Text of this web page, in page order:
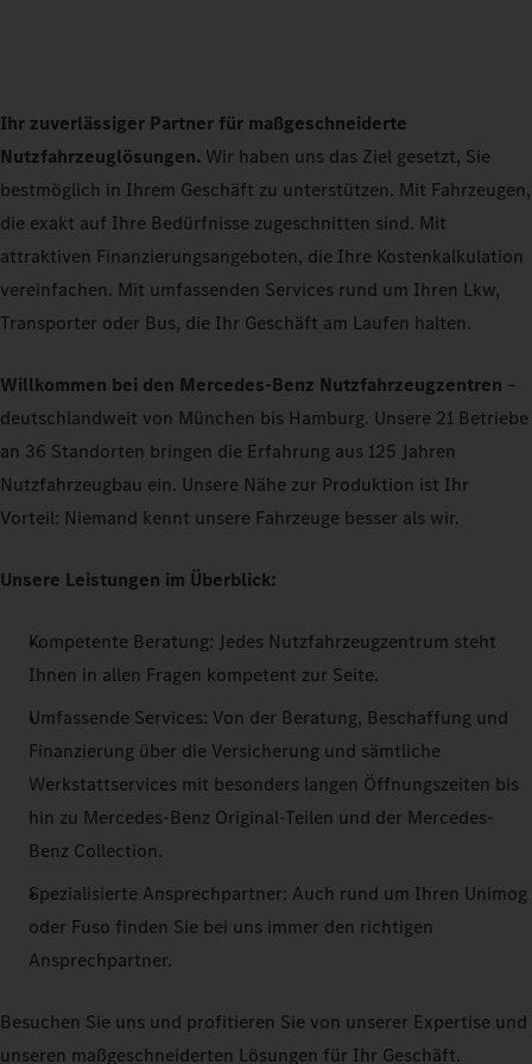
Ihr zuverlässiger Partner für maßgeschneiderte
Nutzfahrzeuglösungen. Wir haben uns das Ziel gesetzt, Sie
bestmöglich in Ihrem Geschäft zu unterstützen. Mit Fahrzeugen,
die exakt auf Ihre Bedürfnisse zugeschnitten sind. Mit
attraktiven Finanzierungsangeboten, die Ihre Kostenkalkulation
vereinfachen. Mit umfassenden Services rund um Ihren Lkw,
Transporter oder Bus, die Ihr Geschäft am Laufen halten.
Willkommen bei den Mercedes-Benz Nutzfahrzeugzentren –
deutschlandweit von München bis Hamburg. Unsere 21 Betriebe
an 36 Standorten bringen die Erfahrung aus 125 Jahren
Nutzfahrzeugbau ein. Unsere Nähe zur Produktion ist Ihr
Vorteil: Niemand kennt unsere Fahrzeuge besser als wir.
Unsere Leistungen im Überblick:
Kompetente Beratung: Jedes Nutzfahrzeugzentrum steht
Ihnen in allen Fragen kompetent zur Seite.
Umfassende Services: Von der Beratung, Beschaffung und
Finanzierung über die Versicherung und sämtliche
Werkstattservices mit besonders langen Öffnungszeiten bis
hin zu Mercedes-Benz Original-Teilen und der Mercedes-
Benz Collection.
Spezialisierte Ansprechpartner: Auch rund um Ihren Unimog
oder Fuso finden Sie bei uns immer den richtigen
Ansprechpartner.
Besuchen Sie uns und profitieren Sie von unserer Expertise und
unseren maßgeschneiderten Lösungen für Ihr Geschäft.